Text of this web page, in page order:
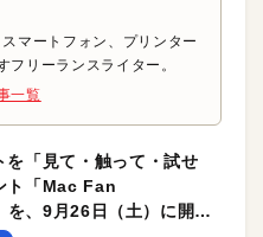
マートフォン、プリンター
フリーランスライター。
一覧
を「見て・触って・試せ
ト「Mac Fan
、9月26日（土）に開催